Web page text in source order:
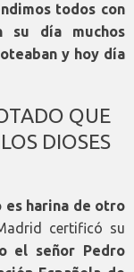
todos con
su día muchos
y hoy día
QUE
DIOSES
es harina de otro
certificó su
el señor Pedro